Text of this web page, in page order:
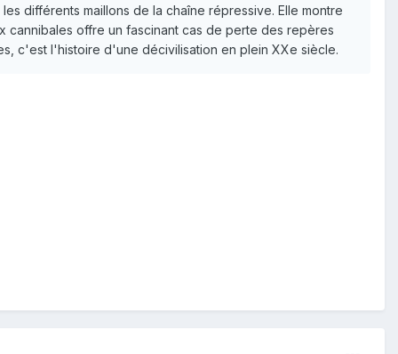
différents maillons de la chaîne répressive. Elle montre
cannibales offre un fascinant cas de perte des repères
c'est l'histoire d'une décivilisation en plein XXe siècle.